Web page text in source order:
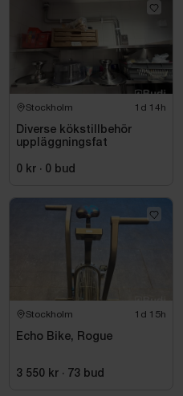
Stockholm 1d 14h
Diverse kökstillbehör
uppläggningsfat
0 kr · 0 bud
Stockholm 1d 15h
Echo Bike, Rogue
3 550 kr · 73 bud